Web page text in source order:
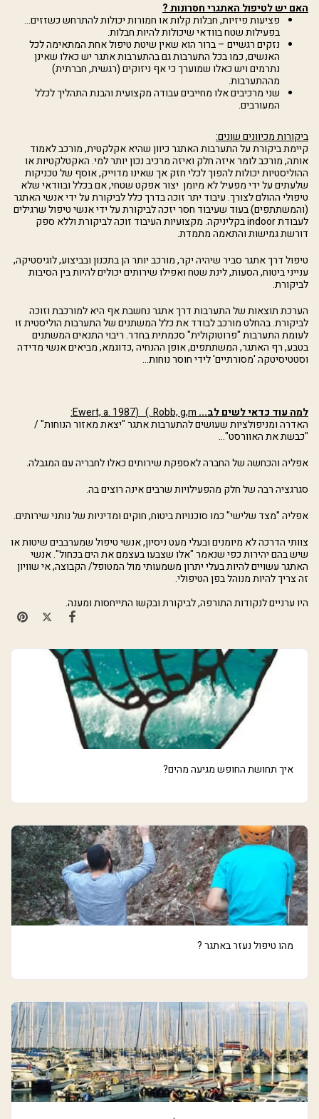
האם יש לטיפול האתגרי חסרונות ?
פציעות פיזיות, חבלות קלות או חמורות יכולות להתרחש כשזזים...
בפעילות שטח בוודאי שיכולות להיות חבלות.
נזקים רגשיים – ברור הוא שאין שיטת טיפול אחת המתאימה לכל
האנשים, כמו בכל התערבות גם בהתערבות אתגר יש כאלו שאינן
נתרמים ויש כאלו שמוערך כי אף ניזוקים (רגשית, חברתית)
מההתערבות.
שני מרכיבים אלו מחייבים עבודה מקצועית והבנת התהליך לכלל
המעורבים.
ביקורות מכיוונים שונים:
קיימת ביקורת על התערבות האתגר כיוון שהיא אקלקטית, מורכב לאמוד
אותה, מורכב לומר איזה חלק ואיזה מרכיב נכון יותר למי. האקטלקטיות או
ההוליסטיות יכולות להפוך לכלי חזק אך שאינו מדוייק, אוסף של טכניקות
שלעתים על ידי מפעיל לא מיומן יצור אפקט שטחי, אם בכלל ובוודאי שלא
טיפולי ההולם לצורך. עיבוד יתר זוכה בדרך כלל לביקורת על ידי אנשי האתגר
(והמשתתפים) בעוד שעיבוד חסר יזכה לביקורת על ידי אנשי טיפול שרגילים
לעבודת indoor בקליניקה. מקצועיות העיבוד זוכה לביקורת וללא ספק
דורשת גמישות והתאמה מתמדת.
טיפול דרך אתגר סביר שיהיה יקר, מורכב יותר הן בתכנון ובביצוע, לוגיסטיקה,
ענייני ביטוח, הסעות, לינת שטח ואפילו שירותים יכולים להיות בין הסיבות
לביקורת.
הערכת תוצאות של התערבות דרך אתגר נחשבת אף היא למורכבת וזוכה
לביקורת. בהחלט מורכב לבודד את כלל המשתנים של התערבות הוליסטית זו
לעומת התערבות "פרוטוקולית" סכמתית בחדר. ריבוי התנאים המשתנים
בטבע, רף האתגר, המשתתפים, אופן ההנחיה ,כדוגמא, מביאים אנשי מדידה
וסטטיסיטקה 'מסורתיים' לידי חוסר נוחות...
למה עוד כדאי לשים לב...Robb, g,m
.) (
Ewert, a. 1987
:
האדרה ומניפולציות שעושים להתערבות אתגר "יצאת מאזור הנוחות" /
"כבשת את האוורסט"...
אפליה והכחשה של החברה לאספקת שירותים כאלו לחבריה עם המגבלה.
סגרגציה רבה של חלק מהפעילויות שרבים אינה רוצים בה.
אפליה "מצד שלישי" כמו סוכנויות ביטוח, חוקים ומדיניות של נותני שירותים.
צוותי הדרכה לא מיומנים ובעלי מעט ניסיון, אנשי טיפול שמערבבים שיטות או
שיש בהם יהירות כפי שנאמר "אלו שצבעו בעצמם את הים בכחול". אנשי
האתגר עשויים להיות בעלי יתרון משמעותי מול המטופל/ הקבוצה, אי שוויון
זה צריך להיות מנוהל בפן הטיפולי.
היו ערניים לנקודות התורפה, לביקורת ובקשו התייחסות ומענה.
איך תחושת החופש מגיעה מהים?
מהו טיפול נעזר באתגר ?